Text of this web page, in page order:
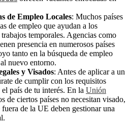
de Empleo Locales: Muchos países
de empleo que ayudan a los
temporales. Agencias como
presencia en numerosos países
tanto en la búsqueda de empleo
nuevo entorno.
y Visados: Antes de aplicar a un
de cumplir con los requisitos
país de tu interés. En la Unión
de ciertos países no necesitan visado,
de la UE deben gestionar una